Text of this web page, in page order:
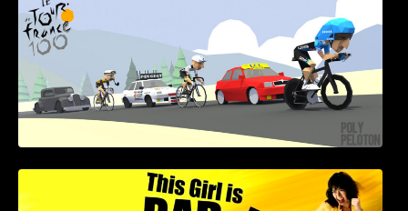
This Girl Is Badass – Escena lucha en bici